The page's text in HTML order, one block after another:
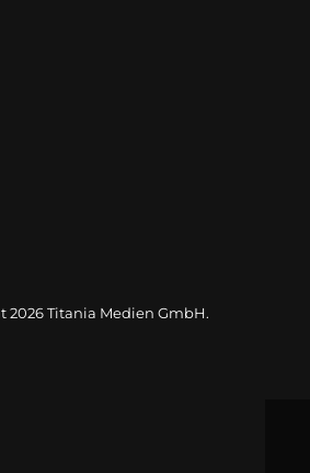
2026Titania Medien GmbH.